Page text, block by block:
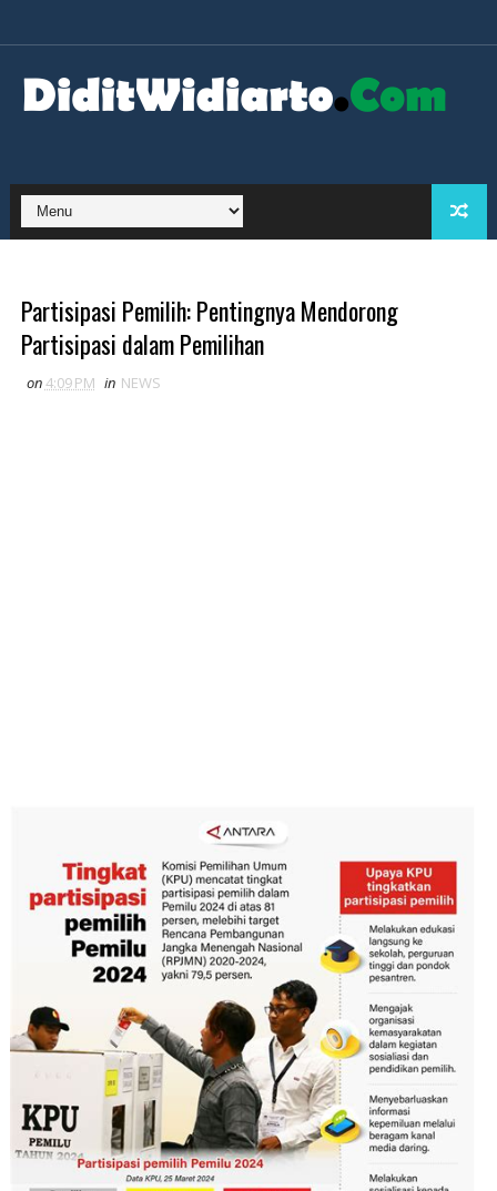
Partisipasi Pemilih: Pentingnya Mendorong
Partisipasi dalam Pemilihan
on4:09 PM in NEWS